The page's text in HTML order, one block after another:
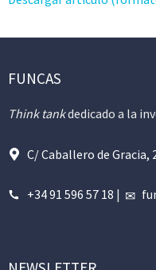
FUNCAS
Think tankdedicado a la
C/ Caballero de Gracia,
+34 91 596 57 18 |